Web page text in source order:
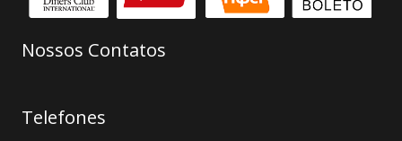
Nossos Contatos
Telefones